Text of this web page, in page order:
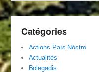
Catégories
Actions País Nòstre
Actualités
Bolegadis